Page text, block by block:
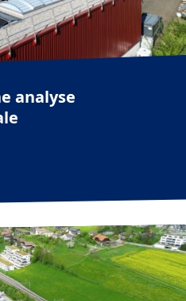
analyse